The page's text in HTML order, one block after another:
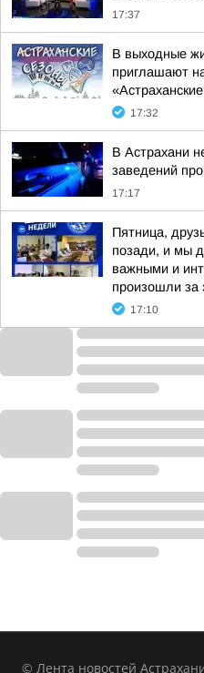
17:37
В выходные
приглашают
17:32
В Астрахани
заведений
17:17
Пятница,
позади, и мы
важными и
произошли за
17:10
© Лента новостей